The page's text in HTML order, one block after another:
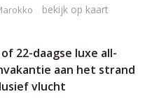
bekijk op kaart
of 22-daagse luxe all-
aan het strand
vlucht